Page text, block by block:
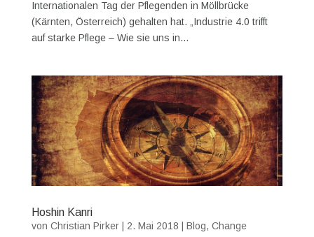
Internationalen Tag der Pflegenden in Möllbrücke
(Kärnten, Österreich) gehalten hat. „Industrie 4.0 trifft
auf starke Pflege – Wie sie uns in...
Hoshin Kanri
von Christian Pirker| 2. Mai 2018 Blog, Change